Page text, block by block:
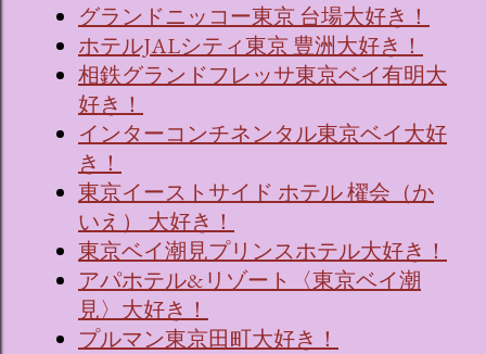
グランドニッコー東京 台場大好き！
ホテルJALシティ東京 豊洲大好き！
相鉄グランドフレッサ東京ベイ有明大
好き！
インターコンチネンタル東京ベイ大好
き！
東京イーストサイド ホテル 櫂会（か
いえ） 大好き！
東京ベイ潮見プリンスホテル大好き！
アパホテル&リゾート〈東京ベイ潮
見〉大好き！
プルマン東京田町大好き！